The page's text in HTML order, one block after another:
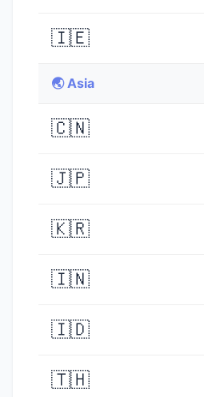
🇮🇪
🌏 Asia
🇨🇳
🇯🇵
🇰🇷
🇮🇳
🇮🇩
🇹🇭